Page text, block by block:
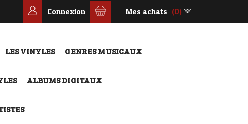
Mes achats (0)
Connexion
LES VINYLES GENRES MUSICAUX
ALBUMS DIGITAUX